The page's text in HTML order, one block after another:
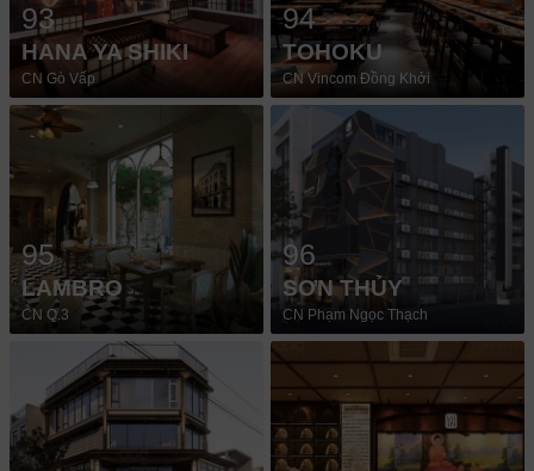
93
HANA YA SHIKI
CN Gò Vấp
94
TOHOKU
CN Vincom Đồng Khởi
95
LAMBRO
CN Q.3
96
SƠN THỦY
CN Phạm Ngọc Thạch